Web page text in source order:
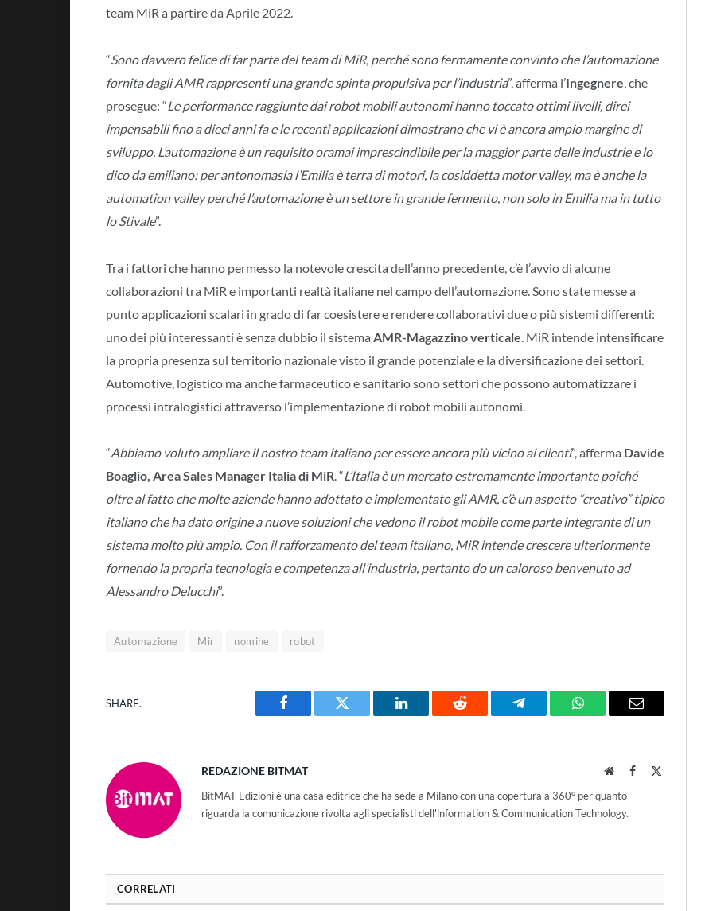
team MiR a partire da Aprile 2022.
“Sono davvero felice di far parte del team di MiR, perché sono fermamente convinto che l’automazione
fornita dagli AMR rappresenti una grande spinta propulsiva per l’industria”, afferma l’Ingegnere, che
prosegue: “Le performance raggiunte dai robot mobili autonomi hanno toccato ottimi livelli, direi
impensabili fino a dieci anni fa e le recenti applicazioni dimostrano che vi è ancora ampio margine di
sviluppo. L’automazione è un requisito oramai imprescindibile per la maggior parte delle industrie e lo
dico da emiliano: per antonomasia l’Emilia è terra di motori, la cosiddetta motor valley, ma è anche la
automation valley perché l’automazione è un settore in grande fermento, non solo in Emilia ma in tutto
lo Stivale”.
Tra i fattori che hanno permesso la notevole crescita dell’anno precedente, c’è l’avvio di alcune
collaborazioni tra MiR e importanti realtà italiane nel campo dell’automazione. Sono state messe a
punto applicazioni scalari in grado di far coesistere e rendere collaborativi due o più sistemi differenti:
uno dei più interessanti è senza dubbio il sistema AMR-Magazzino verticale . MiR intende intensificare
la propria presenza sul territorio nazionale visto il grande potenziale e la diversificazione dei settori.
Automotive, logistico ma anche farmaceutico e sanitario sono settori che possono automatizzare i
processi intralogistici attraverso l’implementazione di robot mobili autonomi.
“Abbiamo voluto ampliare il nostro team italiano per essere ancora più vicino ai clienti”, afferma Davide
Boaglio, Area Sales Manager Italia di MiR. “L’Italia è un mercato estremamente importante poiché
oltre al fatto che molte aziende hanno adottato e implementato gli AMR, c’è un aspetto “creativo” tipico
italiano che ha dato origine a nuove soluzioni che vedono il robot mobile come parte integrante di un
sistema molto più ampio. Con il rafforzamento del team italiano, MiR intende crescere ulteriormente
fornendo la propria tecnologia e competenza all’industria, pertanto do un caloroso benvenuto ad
Alessandro Delucchi”.
Automazione Mir nomine robot
SHARE.
Facebook Twitter LinkedIn Reddit Telegram WhatsAppEmail
REDAZIONE BITMAT WebsiteFacebook
BitMAT Edizioni è una casa editrice che ha sede a Milano con una copertura a 360° per quanto
riguarda la comunicazione rivolta agli specialisti dell'lnformation & Communication Technology.
CORRELATI